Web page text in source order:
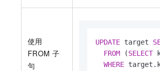
使用
FROM 子
句
UPDATE target
FROM (SELECT
WHERE